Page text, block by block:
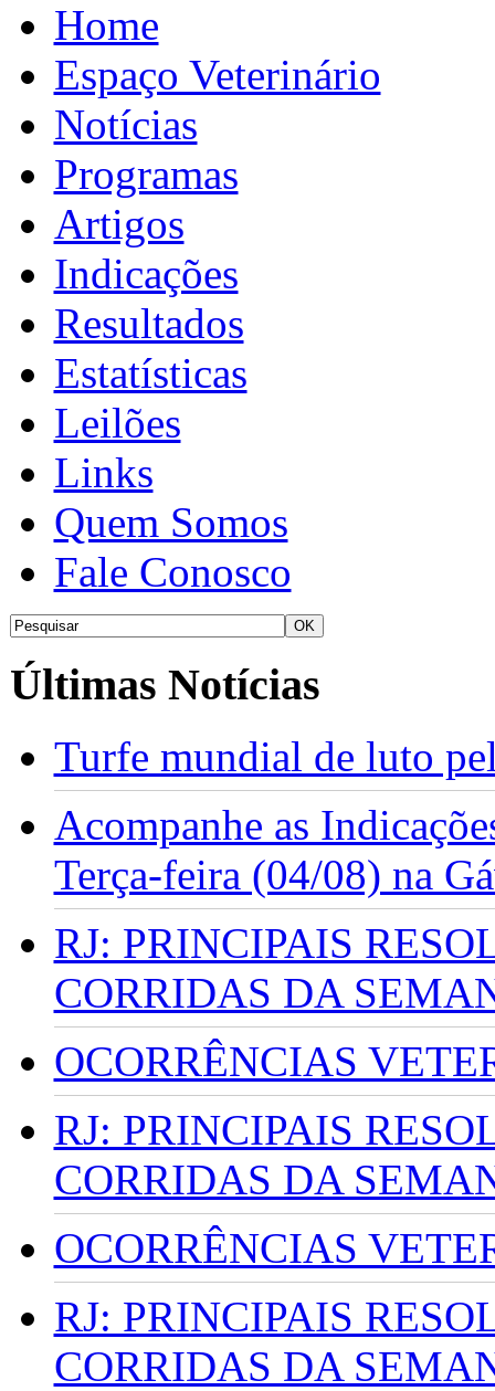
Home
Espaço Veterinário
Notícias
Programas
Artigos
Indicações
Resultados
Estatísticas
Leilões
Links
Quem Somos
Fale Conosco
Últimas Notícias
Turfe mundial de luto
Acompanhe as
Terça-feira (04/08) na
RJ: PRINCIPAIS
CORRIDAS DA
OCORRÊNCIAS
RJ: PRINCIPAIS
CORRIDAS DA
OCORRÊNCIAS
RJ: PRINCIPAIS
CORRIDAS DA